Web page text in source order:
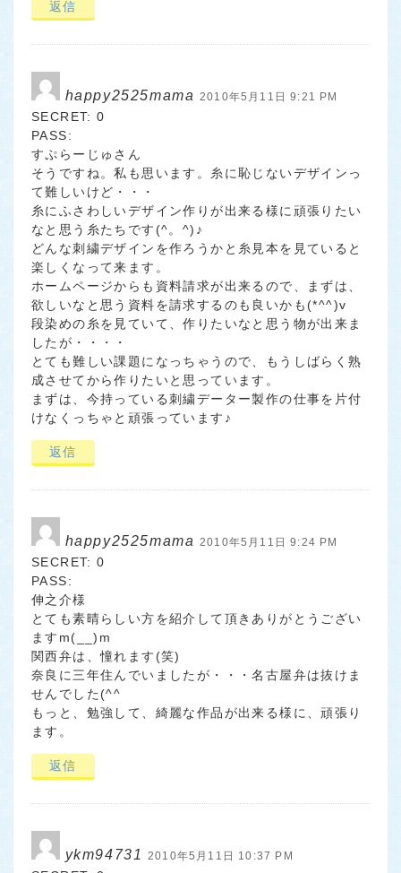
返信
happy2525mama 2010年5月11日 9:21 PM
SECRET: 0
PASS:
すぷらーじゅさん
そうですね。私も思います。糸に恥じないデザインっ
て難しいけど・・・
糸にふさわしいデザイン作りが出来る様に頑張りたい
なと思う糸たちです(^。^)♪
どんな刺繍デザインを作ろうかと糸見本を見ていると
楽しくなって来ます。
ホームページからも資料請求が出来るので、まずは、
欲しいなと思う資料を請求するのも良いかも(*^^)v
段染めの糸を見ていて、作りたいなと思う物が出来ま
したが・・・・
とても難しい課題になっちゃうので、もうしばらく熟
成させてから作りたいと思っています。
まずは、今持っている刺繍データー製作の仕事を片付
けなくっちゃと頑張っています♪
返信
happy2525mama 2010年5月11日 9:24 PM
SECRET: 0
PASS:
伸之介様
とても素晴らしい方を紹介して頂きありがとうござい
ますm(__)m
関西弁は、憧れます(笑)
奈良に三年住んでいましたが・・・名古屋弁は抜けま
せんでした(^^ゞ
もっと、勉強して、綺麗な作品が出来る様に、頑張り
ます。
返信
ykm94731 2010年5月11日 10:37 PM